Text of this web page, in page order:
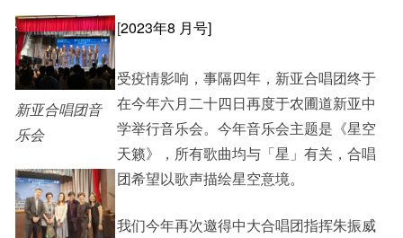
新亚影集
影片库
Student Development
Alumni Connections
新亚合唱团音
乐会
[2023年8 月号]
受疫情影响，事隔四年，新亚合唱团终于
在今年六月二十四日再度于农圃道新亚中
学举行音乐会。今年音乐会主题是《星空
天籁》，所有歌曲均与「星」有关，合唱
团希望以歌声描绘星空意境。
我们今年再次邀得中大合唱团指挥朱振威